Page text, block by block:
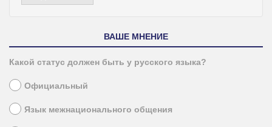
ВАШЕ МНЕНИЕ
Какой статус должен быть у русского языка?
Официальный
Язык межнационального общения